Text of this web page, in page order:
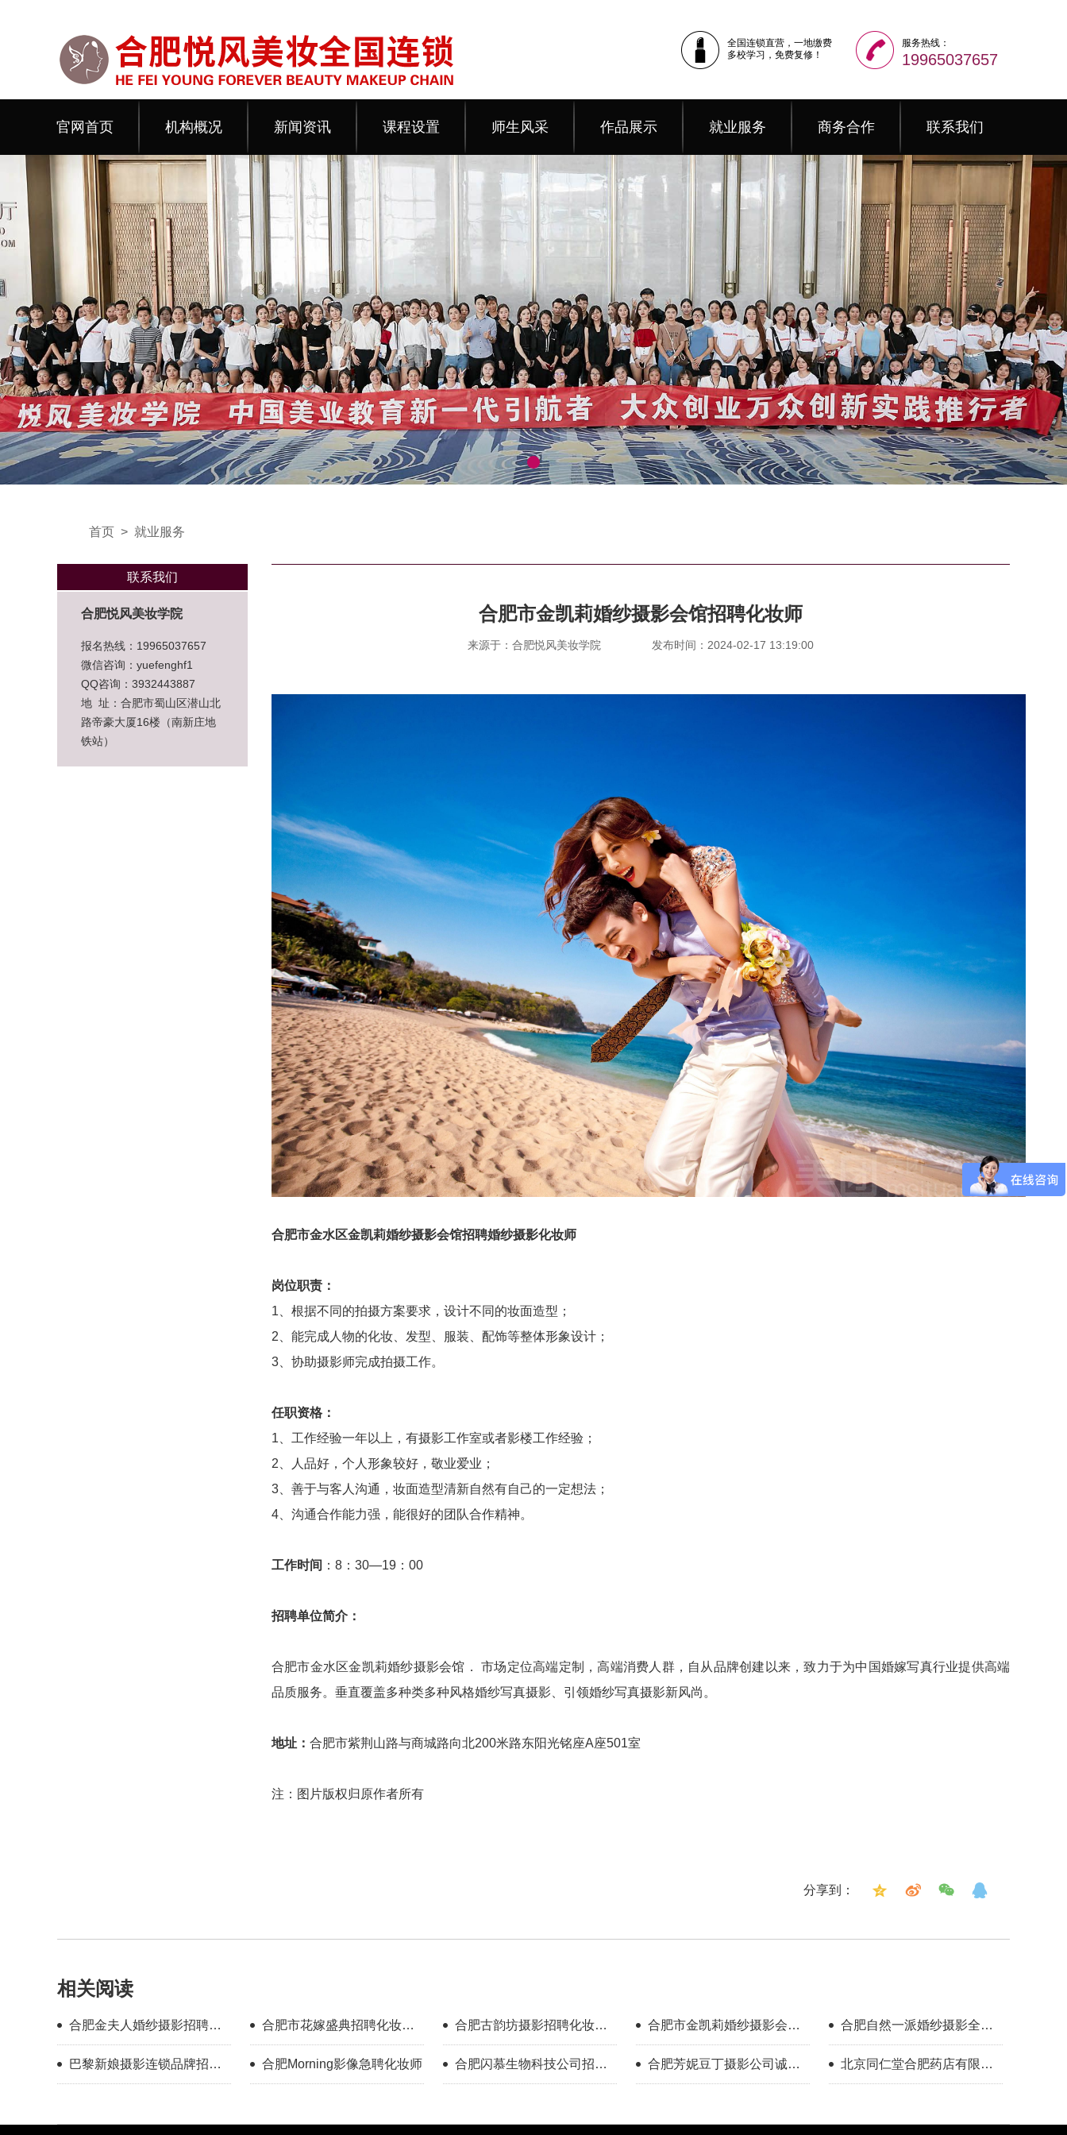
全国连锁直营，一地缴费
多校学习，免费复修！
服务热线：
19965037657
官网首页 机构概况 新闻资讯 课程设置 师生风采 作品展示 就业服务 商务合作 联系我们
首页 > 就业服务
联系我们
合肥悦风美妆学院
报名热线：19965037657
微信咨询：yuefenghf1
QQ咨询：3932443887
地 址：合肥市蜀山区潜山北
路帝豪大厦16楼（南新庄地
铁站）
合肥市金凯莉婚纱摄影会馆招聘化妆师
来源于：合肥悦风美妆学院 发布时间：2024-02-17 13:19:00
合肥市金水区金凯莉婚纱摄影会馆招聘婚纱摄影化妆师
岗位职责：
1、根据不同的拍摄方案要求，设计不同的妆面造型；
2、能完成人物的化妆、发型、服装、配饰等整体形象设计；
3、协助摄影师完成拍摄工作。
任职资格：
1、工作经验一年以上，有摄影工作室或者影楼工作经验；
2、人品好，个人形象较好，敬业爱业；
3、善于与客人沟通，妆面造型清新自然有自己的一定想法；
4、沟通合作能力强，能很好的团队合作精神。
工作时间 ：8：30—19：00
招聘单位简介：
合肥市金水区金凯莉婚纱摄影会馆． 市场定位高端定制，高端消费人群，自从品牌创建以来，致力于为中国婚嫁写真行业提供高端
品质服务。垂直覆盖多种类多种风格婚纱写真摄影、引领婚纱写真摄影新风尚。
地址： 合肥市紫荆山路与商城路向北200米路东阳光铭座A座501室
注：图片版权归原作者所有
分享到：
相关阅读
合肥金夫人婚纱摄影招聘化
妆师
合肥市花嫁盛典招聘化妆师
（月薪5000-20000）
合肥古韵坊摄影招聘化妆师
4000+提成
合肥市金凯莉婚纱摄影会馆
招聘化妆师
合肥自然一派婚纱摄影全球
旅拍急聘化妆师
巴黎新娘摄影连锁品牌招聘
化妆师
合肥Morning影像急聘化妆师
合肥闪慕生物科技公司招聘
美甲师
合肥芳妮豆丁摄影公司诚聘
化妆师
北京同仁堂合肥药店有限公
司招聘美甲师